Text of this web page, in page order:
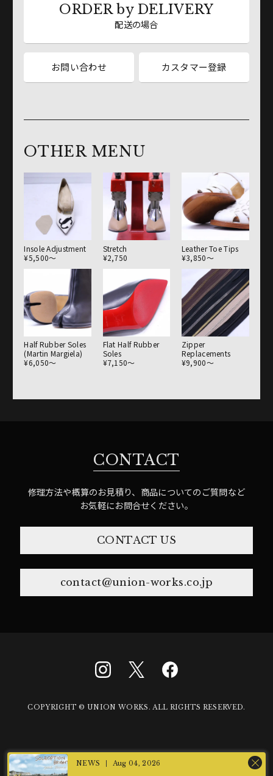
Aug 04, 2026
ORDER by DELIVERY
配送の場合
お問い合わせ カスタマー登録
OTHER MENU
Insole Adjustment
¥5,500〜
Stretch
¥2,750
Leather Toe Tips
¥3,850〜
Half Rubber Soles
(Martin Margiela)
¥6,050〜
Flat Half Rubber
Soles
¥7,150〜
Zipper
Replacements
¥9,900〜
CONTACT
修理方法や概算のお見積り、商品についてのご質問など
お気軽にお問合せください。
CONTACT US
contact@union-works.co.jp
COPYRIGHT © UNION WORKS. ALL RIGHTS RESERVED.